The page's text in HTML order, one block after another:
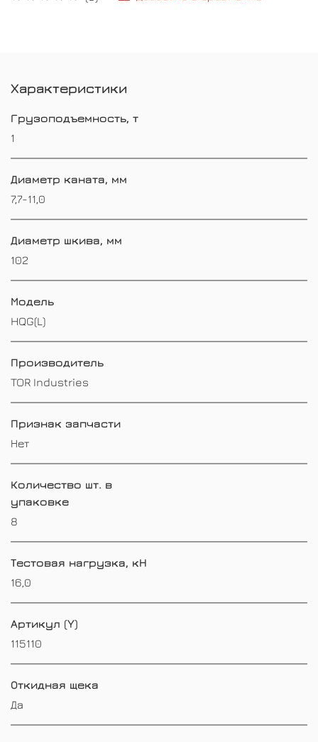
Характеристики
Грузоподъемность, т
1
Диаметр каната, мм
7,7-11,0
Диаметр шкива, мм
102
Модель
HQG(L)
Производитель
TOR Industries
Признак запчасти
Нет
Количество шт. в
упаковке
8
Тестовая нагрузка, кН
16,0
Артикул (Y)
115110
Откидная щека
Да